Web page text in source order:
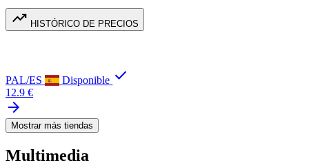
trending_up HISTÓRICO DE PRECIOS
PAL/ES Disponible check
12.9 €
arrow_forward
Mostrar más tiendas
Multimedia